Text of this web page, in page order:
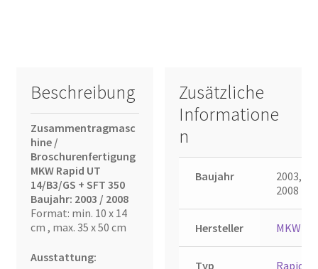
Beschreibung
Zusammentragmasc
hine /
Broschurenfertigung
MKW Rapid UT
14/B3/GS + SFT 350
Baujahr: 2003 / 2008
Format: min. 10 x 14
cm , max. 35 x 50 cm
Ausstattung:
Zusätzliche
Informatione
n
Baujahr
2003,
2008
Hersteller MKW
Typ Rapid